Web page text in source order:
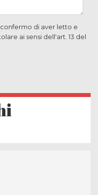
confermo di aver letto e
ai sensi dell'art. 13 del